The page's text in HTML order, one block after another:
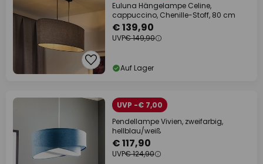
Euluna Hängelampe Celine,
cappuccino, Chenille-Stoff, 80 cm
€ 139,90
UVP€ 149,90
Auf Lager
UVP -€ 7,00
Pendellampe Vivien, zweifarbig,
hellblau/weiß
€ 117,90
UVP€ 124,90